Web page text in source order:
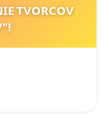
TVORCOV